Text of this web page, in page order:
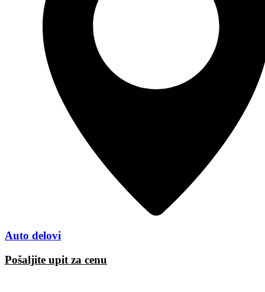
Auto delovi
Pošaljite upit za cenu